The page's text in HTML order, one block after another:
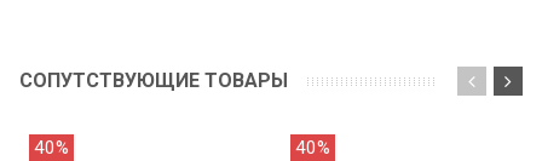
СОПУТСТВУЮЩИЕ ТОВАРЫ
40% 40%